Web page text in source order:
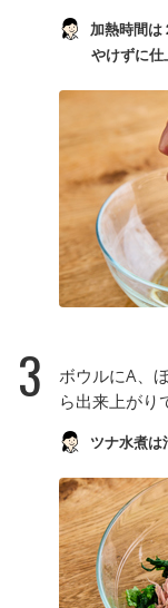
加熱時間は
やけずに仕
3
ボウルにA、
ら出来上がり
ツナ水煮は